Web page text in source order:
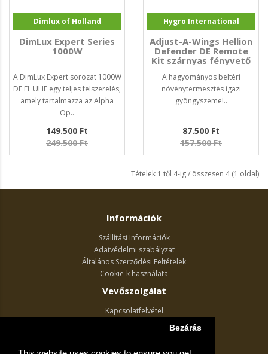
Bezárás
Dimlux of Holland
DimLux Expert Series
1000W
A DimLux Expert sorozat 1000W
DE EL UHF egy teljes felszerelés,
amely tartalmazza az Alpha
Op..
149.500 Ft
249.500 Ft
Hygro International
Adjust-A-Wings Hellion
Defender DE Remote
Kit szárnyas fényvető
A hagyományos beltéri
növénytermesztés igazi
gyöngyszeme!..
87.500 Ft
157.500 Ft
Tételek 1 től 4-ig / összesen 4 (1 oldal)
Információk
Szállítási Információk
Adatvédelmi szabályzat
Általános Szerződési Feltételek
Cookie-k használata
Vevőszolgálat
Kapcsolatfelvétel